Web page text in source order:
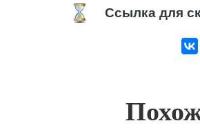
Ссылка для